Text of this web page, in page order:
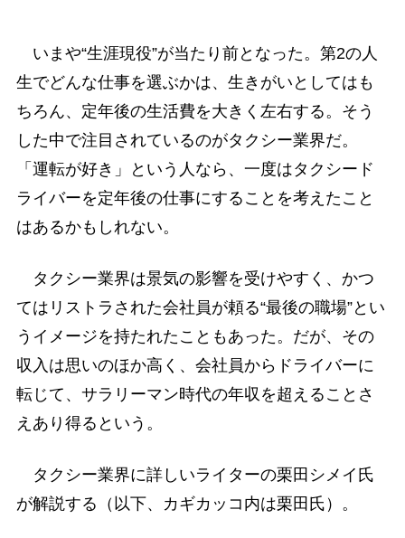
いまや“生涯現役”が当たり前となった。第2の人
生でどんな仕事を選ぶかは、生きがいとしてはも
ちろん、定年後の生活費を大きく左右する。そう
した中で注目されているのがタクシー業界だ。
「運転が好き」という人なら、一度はタクシード
ライバーを定年後の仕事にすることを考えたこと
はあるかもしれない。
タクシー業界は景気の影響を受けやすく、かつ
てはリストラされた会社員が頼る“最後の職場”とい
うイメージを持たれたこともあった。だが、その
収入は思いのほか高く、会社員からドライバーに
転じて、サラリーマン時代の年収を超えることさ
えあり得るという。
タクシー業界に詳しいライターの栗田シメイ氏
が解説する（以下、カギカッコ内は栗田氏）。